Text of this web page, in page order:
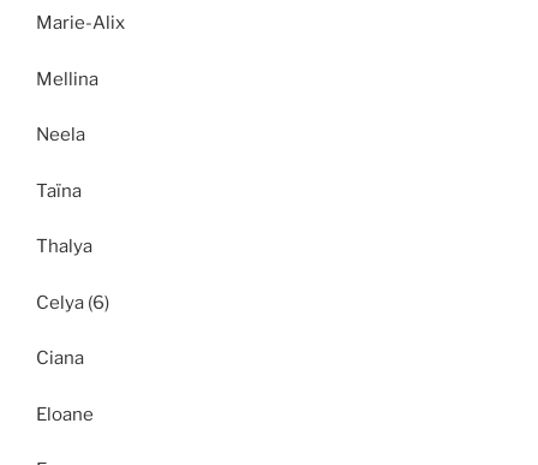
Marie-Alix
Mellina
Neela
Taïna
Thalya
Celya (6)
Ciana
Eloane